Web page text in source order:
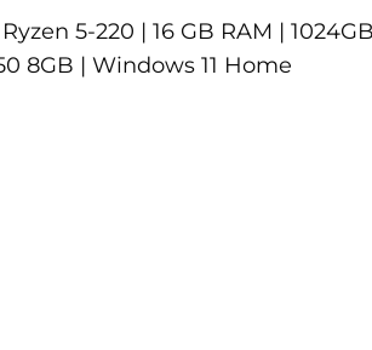
5-220 | 16 GB RAM |
8GB | Windows 11 Home